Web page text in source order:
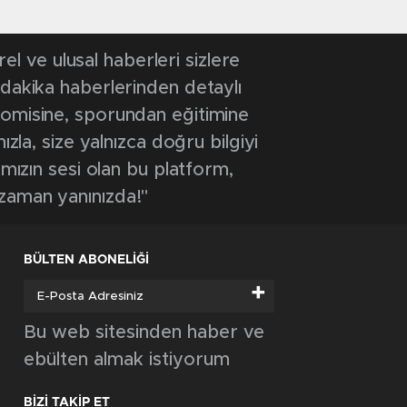
ve ulusal haberleri sizlere
haberlerinden detaylı
sporundan eğitimine
size yalnızca doğru bilgiyi
sesi olan bu platform,
yanınızda!"
BÜLTEN ABONELİĞİ
+
Bu web sitesinden haber ve
ebülten almak istiyorum
BİZİ TAKİP ET